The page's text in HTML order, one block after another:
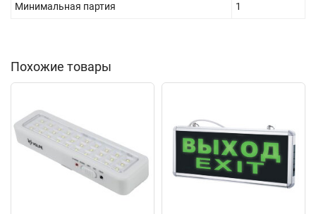
Минимальная партия 1
Похожие товары